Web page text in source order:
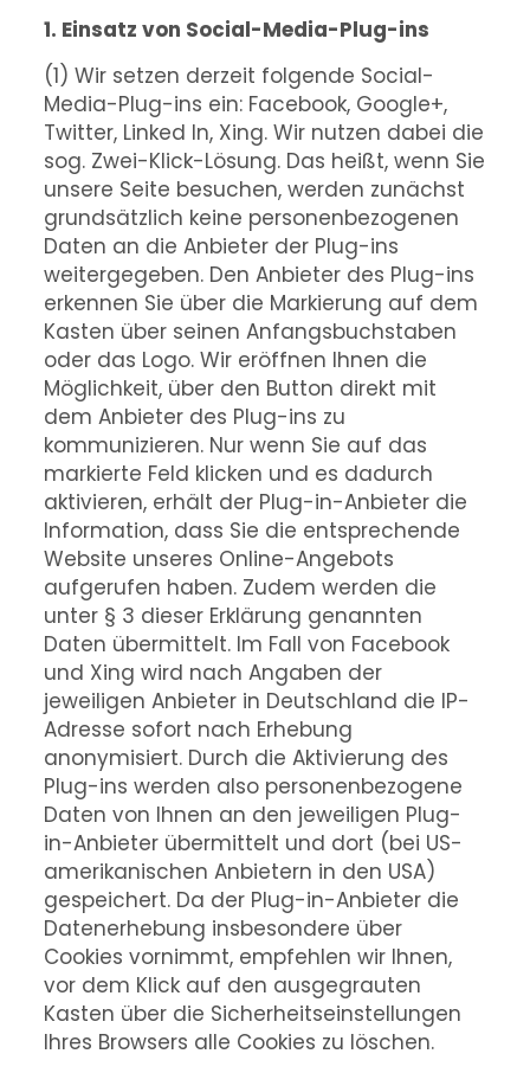
1. Einsatz von Social-Media-Plug-ins
(1) Wir setzen derzeit folgende Social-
Media-Plug-ins ein: Facebook, Google+,
Twitter, Linked In, Xing. Wir nutzen dabei die
sog. Zwei-Klick-Lösung. Das heißt, wenn Sie
unsere Seite besuchen, werden zunächst
grundsätzlich keine personenbezogenen
Daten an die Anbieter der Plug-ins
weitergegeben. Den Anbieter des Plug-ins
erkennen Sie über die Markierung auf dem
Kasten über seinen Anfangsbuchstaben
oder das Logo. Wir eröffnen Ihnen die
Möglichkeit, über den Button direkt mit
dem Anbieter des Plug-ins zu
kommunizieren. Nur wenn Sie auf das
markierte Feld klicken und es dadurch
aktivieren, erhält der Plug-in-Anbieter die
Information, dass Sie die entsprechende
Website unseres Online-Angebots
aufgerufen haben. Zudem werden die
unter § 3 dieser Erklärung genannten
Daten übermittelt. Im Fall von Facebook
und Xing wird nach Angaben der
jeweiligen Anbieter in Deutschland die IP-
Adresse sofort nach Erhebung
anonymisiert. Durch die Aktivierung des
Plug-ins werden also personenbezogene
Daten von Ihnen an den jeweiligen Plug-
in-Anbieter übermittelt und dort (bei US-
amerikanischen Anbietern in den USA)
gespeichert. Da der Plug-in-Anbieter die
Datenerhebung insbesondere über
Cookies vornimmt, empfehlen wir Ihnen,
vor dem Klick auf den ausgegrauten
Kasten über die Sicherheitseinstellungen
Ihres Browsers alle Cookies zu löschen.